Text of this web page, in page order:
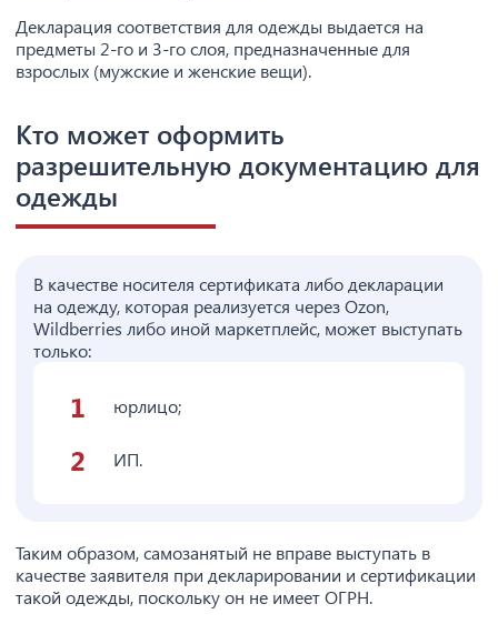
Декларация соответствия для одежды выдается на
предметы 2-го и 3-го слоя, предназначенные для
взрослых (мужские и женские вещи).
Кто может оформить
разрешительную документацию для
одежды
В качестве носителя сертификата либо декларации
на одежду, которая реализуется через Ozon,
Wildberries либо иной маркетплейс, может выступать
только:
юрлицо;
ИП.
Таким образом, самозанятый не вправе выступать в
качестве заявителя при декларировании и сертификации
такой одежды, поскольку он не имеет ОГРН.